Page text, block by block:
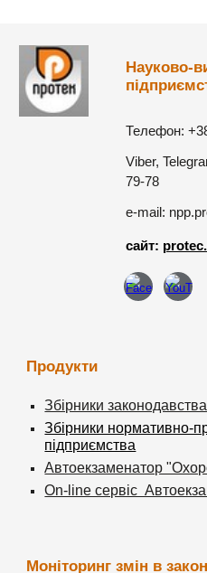
Науково-
Телефон:
Viber,
79-78
e-mail:
сайт:
Продукти
Збірники
Збірники нормативно-
підприємства
Автоекзаменатор
On-line сервіс
Моніторинг змін в